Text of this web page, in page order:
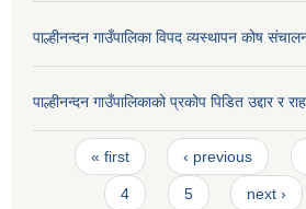
पाल्हीनन्दन गाउँपालिका विपद व्यस्थापन कोष
पाल्हीनन्दन गाउँपालिकाको प्रकोप पिडित उद्दार र
Pages
« first ‹ previous
4 5 next ›